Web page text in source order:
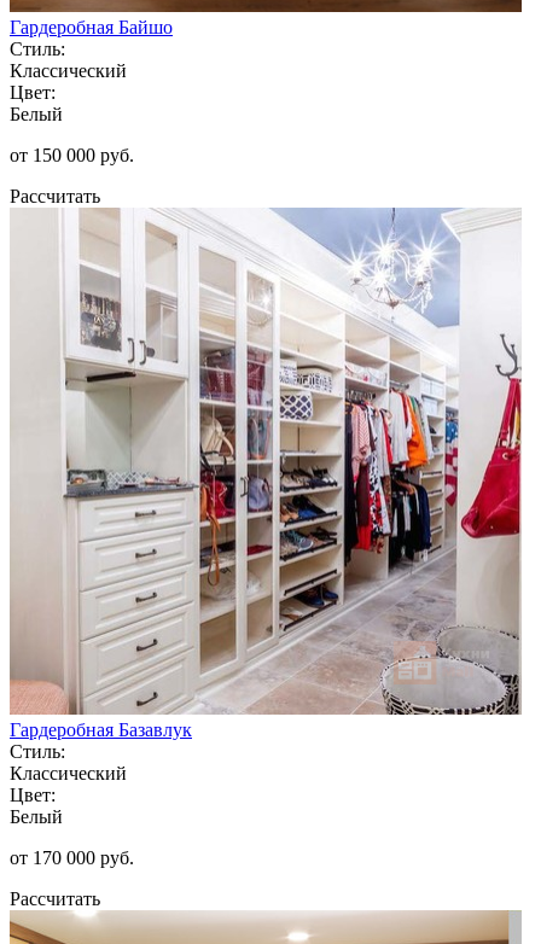
Гардеробная Байшо
Стиль:
Классический
Цвет:
Белый
от 150 000 руб.
Рассчитать
Гардеробная Базавлук
Стиль:
Классический
Цвет:
Белый
от 170 000 руб.
Рассчитать